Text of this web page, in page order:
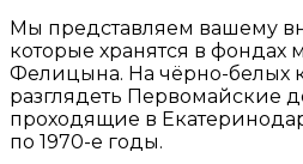
Мы представляем вашему
которые хранятся в фондах
Фелицына. На чёрно-белых
разглядеть Первомайские
проходящие в
по 1970-е годы.